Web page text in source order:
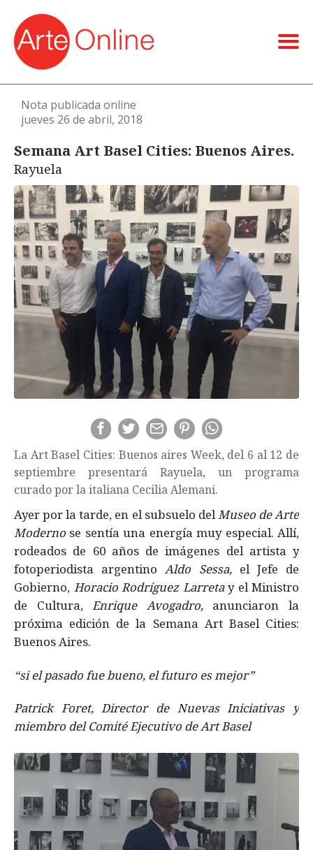
Nota publicada online
jueves 26 de abril, 2018
Semana Art Basel Cities: Buenos Aires.
Rayuela
La Art Basel Cities: Buenos aires Week, del 6 al 12 de
septiembre presentará Rayuela, un programa
curado por la italiana Cecilia Alemani.
Ayer por la tarde, en el subsuelo delMuseo de Arte
Modernose sentía una energía muy especial. Allí,
rodeados de 60 años de imágenes del artista y
fotoperiodista argentinoAldo Sessa, el Jefe de
Gobierno, Horacio Rodríguez Larretay el Ministro
de Cultura,Enrique Avogadro, anunciaron la
próxima edición de la Semana Art Basel Cities:
Buenos Aires.
“si el pasado fue bueno, el futuro es mejor”
Patrick Foret, Director de Nuevas Iniciativas y
miembro del Comité Ejecutivo de Art Basel